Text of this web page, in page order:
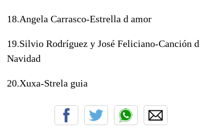
18.Angela Carrasco-Estrella d amor
19.Silvio Rodríguez y José Feliciano-Canción d
Navidad
20.Xuxa-Strela guia